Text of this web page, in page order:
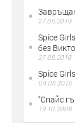
27.05.2019
Spice
без
27.08.2018
Spice
04.05.2015
"Спайс
19.10.2009